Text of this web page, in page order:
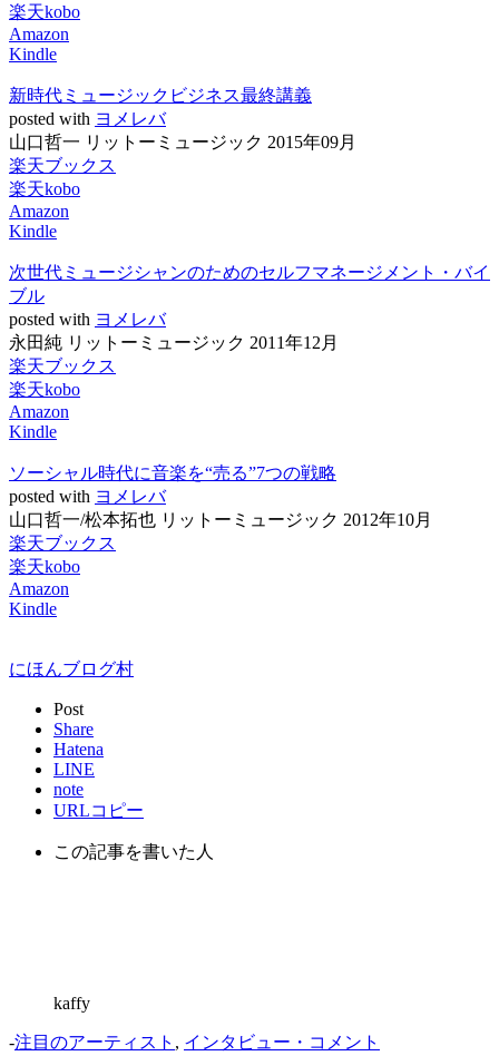
楽天kobo
Amazon
Kindle
新時代ミュージックビジネス最終講義
posted with ヨメレバ
山口哲一 リットーミュージック 2015年09月
楽天ブックス
楽天kobo
Amazon
Kindle
次世代ミュージシャンのためのセルフマネージメント・バイ
ブル
posted with ヨメレバ
永田純 リットーミュージック 2011年12月
楽天ブックス
楽天kobo
Amazon
Kindle
ソーシャル時代に音楽を“売る”7つの戦略
posted with ヨメレバ
山口哲一/松本拓也 リットーミュージック 2012年10月
楽天ブックス
楽天kobo
Amazon
Kindle
にほんブログ村
Post
Share
Hatena
LINE
note
URLコピー
この記事を書いた人
kaffy
-注目のアーティスト , インタビュー・コメント